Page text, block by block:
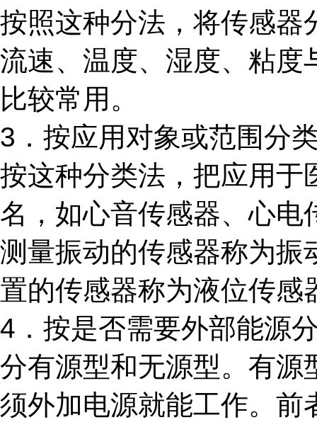
按照这种分法，将传感器
流速、温度、湿度、粘度
比较常用。
3．按应用对象或范围分
按这种分类法，把应用于
名，如心音传感器、心电
测量振动的传感器称为振
置的传感器称为液位传感
4．按是否需要外部能源
分有源型和无源型。有源
须外加电源就能工作。前